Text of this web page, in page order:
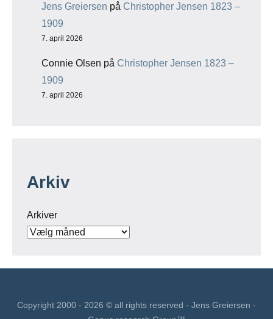
Jens Greiersen på Christopher Jensen 1823 –
1909
7. april 2026
Connie Olsen på Christopher Jensen 1823 –
1909
7. april 2026
Arkiv
Arkiver
Copyright 2000 - 2026 © all rights reserved - Jens Greiersen -